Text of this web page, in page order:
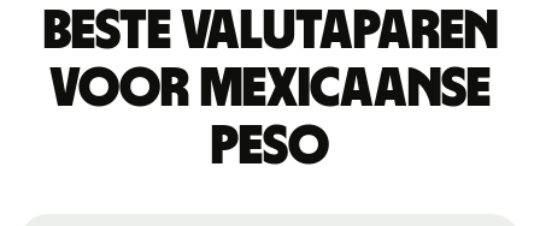
Beste valutaparen
voor Mexicaanse
peso